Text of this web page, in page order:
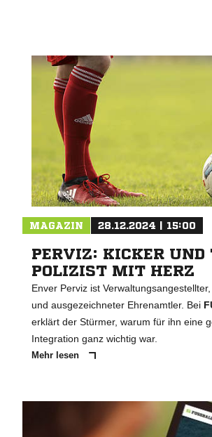
MAGAZIN 28.12.2024 | 15:00
PERVIZ: KICKER UND
POLIZIST MIT HERZ
Enver Perviz ist
und ausgezeichneter Ehrenamtler. Bei
erklärt der Stürmer, warum für ihn eine
Integration ganz wichtig war.
Mehr lesen